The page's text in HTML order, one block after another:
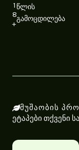
1
8
+
წლის
გამოცდილება
ᲛᲣᲨᲐᲝᲑᲘᲡ
ეტაპები თქვენი